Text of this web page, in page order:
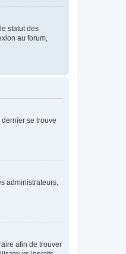
statut des
au forum,
se trouve
administrateurs,
afin de trouver